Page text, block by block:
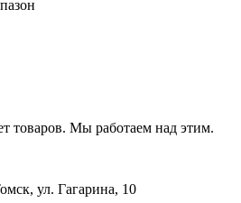
товаров. Мы работаем над этим.
ул. Гагарина, 10